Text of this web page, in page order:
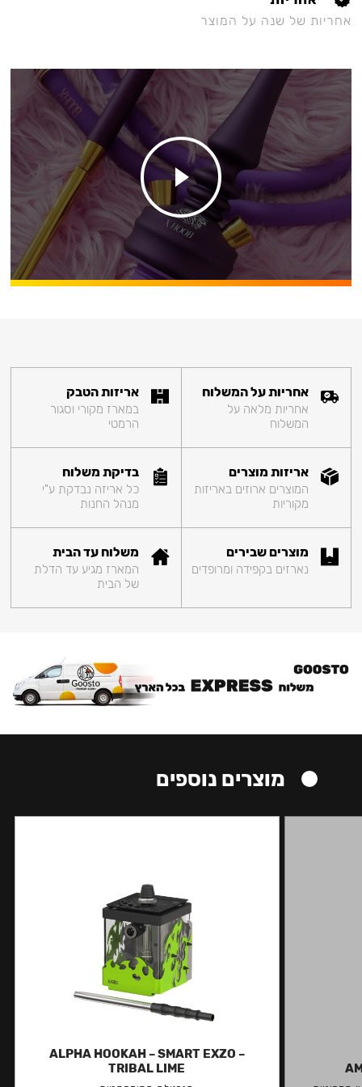
אחריות של שנה על המוצר
אחריות על המשלוח
אחריות מלאה על
המשלוח
אריזות הטבק
במארז מקורי וסגור
הרמטי
אריזות מוצרים
המוצרים ארוזים באריזות
מקוריות
בדיקת משלוח
כל אריזה נבדקת ע"י
מנהל החנות
מוצרים שבירים
נארזים בקפידה ומרופדים
משלוח עד הבית
המארז מגיע עד הדלת
של הבית
מוצרים נוספים
ALPHA HOOKAH – SMART EXZO –
TRIBAL LIME